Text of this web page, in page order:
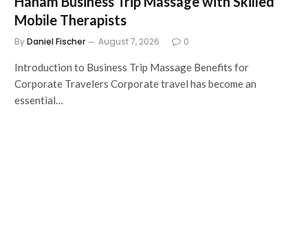
Mobile Therapists
ByDaniel Fischer August 7, 2026 0
Introduction to Business Trip Massage Benefits for
Corporate Travelers Corporate travel has become an
essential…